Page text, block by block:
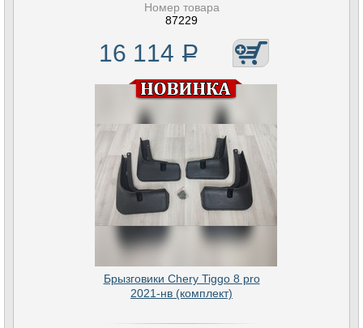
Номер товара
87229
16 114 Р
Брызговики Chery Tiggo 8 pro
2021-нв (комплект)